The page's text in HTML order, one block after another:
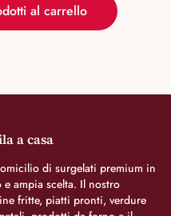
al carrello
a casa
di surgelati premium in
ampia scelta. Il nostro
fritte, piatti pronti, verdure